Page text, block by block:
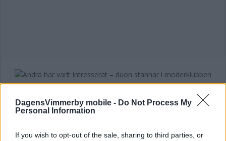
DagensVimmerby mobile - Do Not Process My
Personal Information
If you wish to opt-out of the sale, sharing to third parties, or
stannar i moderklubben